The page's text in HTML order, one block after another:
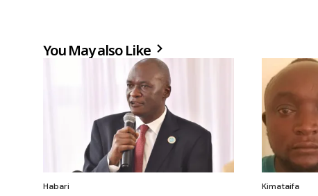
You May also Like
Habari Kimataifa